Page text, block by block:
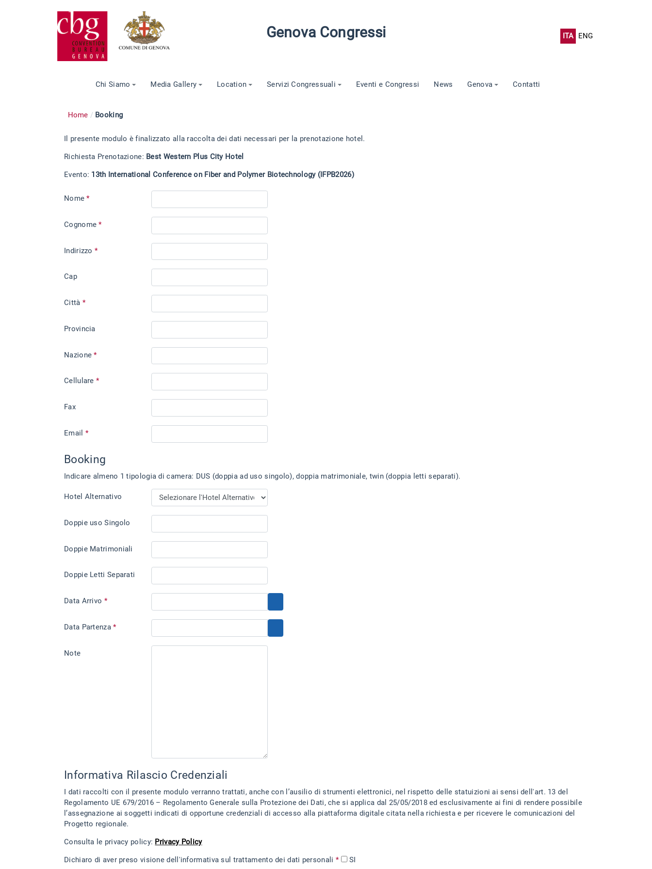
Genova Congressi ITA ENG
Chi Siamo Media Gallery Location Servizi Congressuali Eventi e Congressi News Genova Contatti
Home Booking
Il presente modulo è finalizzato alla raccolta dei dati necessari per la prenotazione hotel.
Richiesta Prenotazione: Best Western Plus City Hotel
Evento: 13th International Conference on Fiber and Polymer Biotechnology (IFPB2026)
Nome *
Cognome *
Indirizzo *
Cap
Città *
Provincia
Nazione *
Cellulare *
Fax
Email *
Booking
Indicare almeno 1 tipologia di camera: DUS (doppia ad uso singolo), doppia matrimoniale, twin (doppia letti separati).
Hotel Alternativo
Doppie uso Singolo
Doppie Matrimoniali
Doppie Letti Separati
Data Arrivo *
Data Partenza*
Note
Informativa Rilascio Credenziali
I dati raccolti con il presente modulo verranno trattati, anche con l’ausilio di strumenti elettronici, nel rispetto delle statuizioni ai sensi dell'art. 13 del
Regolamento UE 679/2016 – Regolamento Generale sulla Protezione dei Dati, che si applica dal 25/05/2018 ed esclusivamente ai fini di rendere possibile
l’assegnazione ai soggetti indicati di opportune credenziali di accesso alla piattaforma digitale citata nella richiesta e per ricevere le comunicazioni del
Progetto regionale.
Consulta le privacy policy: Privacy Policy
Dichiaro di aver preso visione dell'informativa sul trattamento dei dati personali * SI